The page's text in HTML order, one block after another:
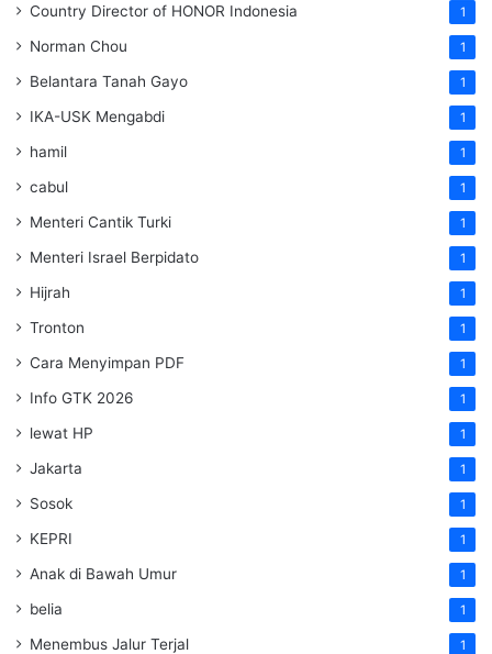
Country Director of HONOR Indonesia 1
Norman Chou 1
Belantara Tanah Gayo 1
IKA-USK Mengabdi 1
hamil 1
cabul 1
Menteri Cantik Turki 1
Menteri Israel Berpidato 1
Hijrah 1
Tronton 1
Cara Menyimpan PDF 1
Info GTK 2026 1
lewat HP 1
Jakarta 1
Sosok 1
KEPRI 1
Anak di Bawah Umur 1
belia 1
Menembus Jalur Terjal 1